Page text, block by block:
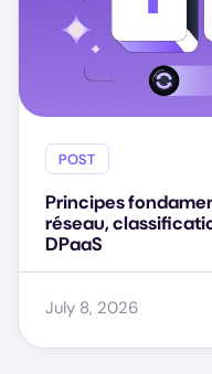
POST
Principes
réseau,
DPaaS
July 8, 2026